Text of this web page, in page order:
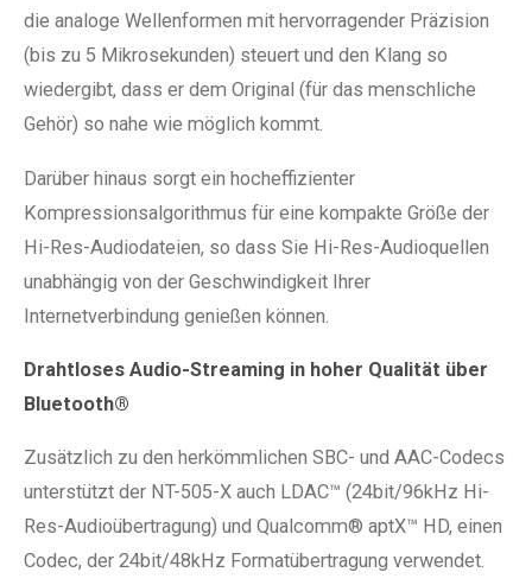
die analoge Wellenformen mit hervorragender Präzision
(bis zu 5 Mikrosekunden) steuert und den Klang so
wiedergibt, dass er dem Original (für das menschliche
Gehör) so nahe wie möglich kommt.
Darüber hinaus sorgt ein hocheffizienter
Kompressionsalgorithmus für eine kompakte Größe der
Hi-Res-Audiodateien, so dass Sie Hi-Res-Audioquellen
unabhängig von der Geschwindigkeit Ihrer
Internetverbindung genießen können.
Drahtloses Audio-Streaming in hoher Qualität über
Bluetooth®
Zusätzlich zu den herkömmlichen SBC- und AAC-Codecs
unterstützt der NT-505-X auch LDAC™ (24bit/96kHz Hi-
Res-Audioübertragung) und Qualcomm® aptX™ HD, einen
Codec, der 24bit/48kHz Formatübertragung verwendet.